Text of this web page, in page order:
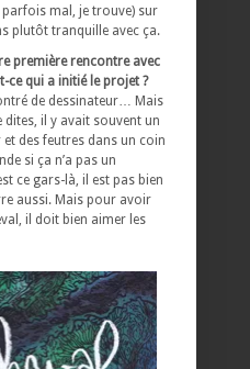
mal, je trouve) sur
plutôt tranquille avec ça.
première rencontre avec
ce qui a initié le projet ?
de dessinateur… Mais
il y avait souvent un
des feutres dans un coin
si ça n’a pas un
ce gars-là, il est pas bien
aussi. Mais pour avoir
il doit bien aimer les